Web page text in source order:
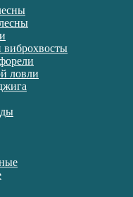
виброхвосты
ловли